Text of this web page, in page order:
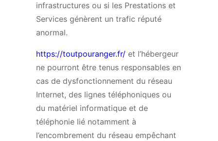
infrastructures ou si les Prestations et
Services génèrent un trafic réputé
anormal.
https://toutpouranger.fr/ et l’hébergeur
ne pourront être tenus responsables en
cas de dysfonctionnement du réseau
Internet, des lignes téléphoniques ou
du matériel informatique et de
téléphonie lié notamment à
l’encombrement du réseau empêchant